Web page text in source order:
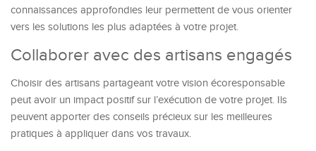
connaissances approfondies leur permettent de vous orienter
vers les solutions les plus adaptées à votre projet.
Collaborer avec des artisans engagés
Choisir des artisans partageant votre vision écoresponsable
peut avoir un impact positif sur l’exécution de votre projet. Ils
peuvent apporter des conseils précieux sur les meilleures
pratiques à appliquer dans vos travaux.